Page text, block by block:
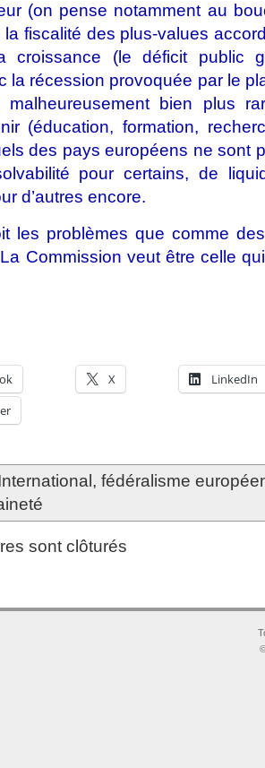
(on pense notamment au
fiscalité des plus-values
croissance (le déficit public
la récession provoquée par le
bien plus
(éducation, formation,
des pays européens ne sont
pour certains, de
d’autres encore.
les problèmes que comme
Commission veut être celle
X
LinkedIn
, fédéralisme
sont clôturés